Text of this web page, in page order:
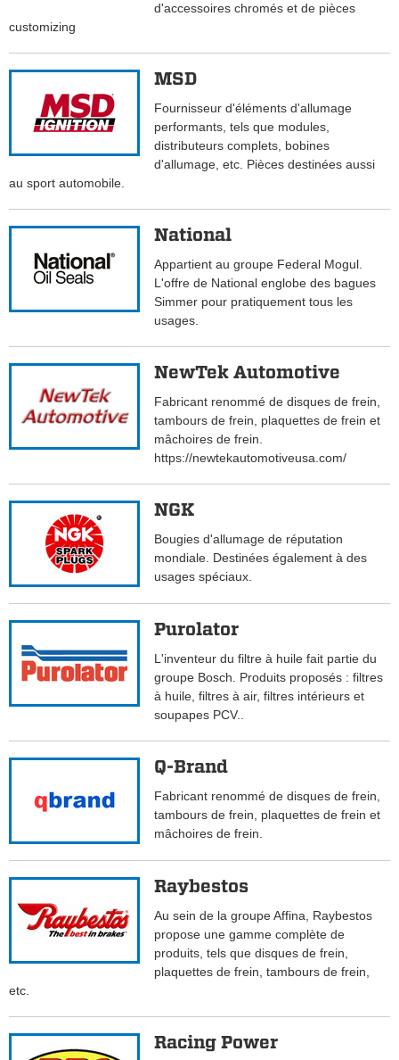
d'accessoires chromés et de pièces
customizing
MSD
Fournisseur d'éléments d'allumage
performants, tels que modules,
distributeurs complets, bobines
d'allumage, etc. Pièces destinées aussi
au sport automobile.
National
Appartient au groupe Federal Mogul.
L'offre de National englobe des bagues
Simmer pour pratiquement tous les
usages.
NewTek Automotive
Fabricant renommé de disques de frein,
tambours de frein, plaquettes de frein et
mâchoires de frein.
https://newtekautomotiveusa.com/
NGK
Bougies d'allumage de réputation
mondiale. Destinées également à des
usages spéciaux.
Purolator
L'inventeur du filtre à huile fait partie du
groupe Bosch. Produits proposés : filtres
à huile, filtres à air, filtres intérieurs et
soupapes PCV..
Q-Brand
Fabricant renommé de disques de frein,
tambours de frein, plaquettes de frein et
mâchoires de frein.
Raybestos
Au sein de la groupe Affina, Raybestos
propose une gamme complète de
produits, tels que disques de frein,
plaquettes de frein, tambours de frein,
etc.
Racing Power